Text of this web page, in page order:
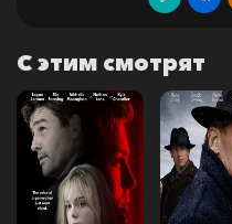
С этим смотрят